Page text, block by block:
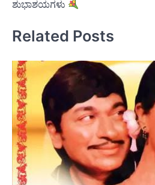
ಶುಭಾಶಯಗಳು
Related Posts